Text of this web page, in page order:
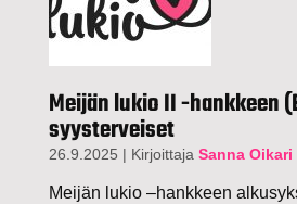
Meijän lukio II -hankkeen
syysterveiset
26.9.2025 | Kirjoittaja Sanna Oikari
Meijän lukio –hankkeen